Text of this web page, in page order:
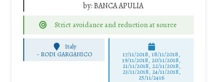
by:BANCA APULIA
Strict avoidance and reduction at source
Italy
- RODI GARGANICO 17/11/2018, 18/11/2018,
19/11/2018, 20/11/2018,
21/11/2018, 22/11/2018,
23/11/2018, 24/11/2018,
25/11/2416